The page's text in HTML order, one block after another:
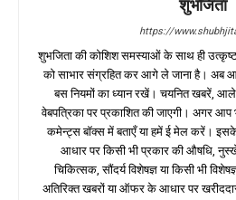
शुभजिता
https://
शुभजिता की कोशिश समस्याओं के साथ ही
को साभार संग्रहित कर आगे ले जाना है। अब
बस नियमों का ध्यान रखें। चयनित खबरें,
वेबपत्रिका पर प्रकाशित की जाएगी। अगर
कमेन्ट्स बॉक्स में बताएँ या हमें ई मेल करें।
आधार पर किसी भी प्रकार की औषधि,
चिकित्सक, सौंदर्य विशेषज्ञ या किसी भी
अतिरिक्त खबरों या ऑफर के आधार पर